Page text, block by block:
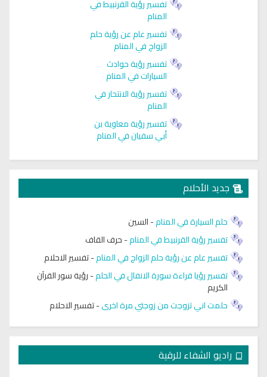
تفسير رؤية القرنبيط في
المنام
تفسير عام عن رؤية حلم
الزواج في المنام
تفسير رؤية حوادث
السيارات في المنام
تفسير رؤية الانتحار في
المنام
تفسير رؤية معاوية بن
أبي سفيان في المنام
جديد الأحلام
حلم السيارة في المنام-السين
تفسير رؤية القرنبيط في المنام-حرف القاف
تفسير عام عن رؤية حلم الزواج في المنام-تفسير الاحلام
تفسير رؤيا قراءة سورة الانفال في الحلم-رؤية سور القرآن
الكريم
حلمت اني تزوجت من زوجتي مرة اخرى-تفسير الاحلام
راديو الشفاء للرقية